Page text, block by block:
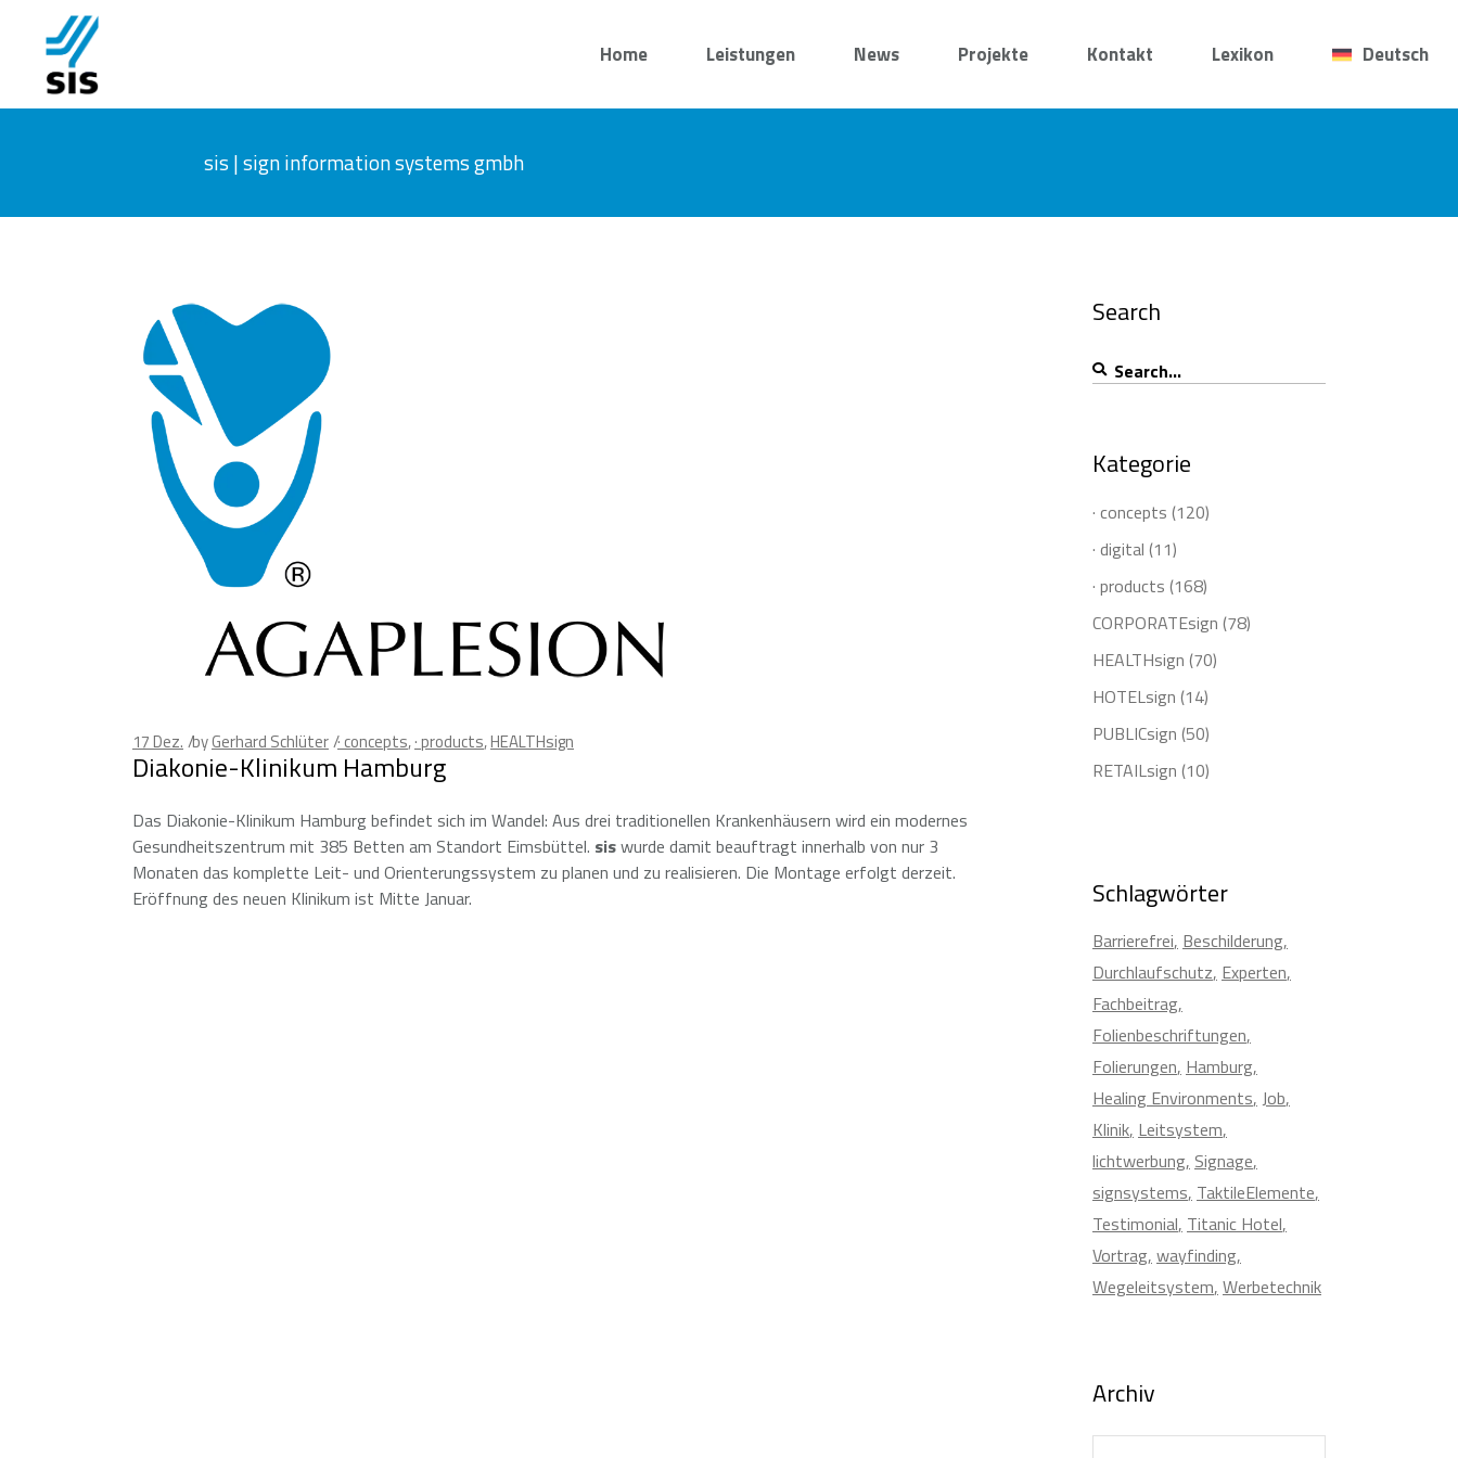
Home Leistungen News Projekte Kontakt Lexikon Deutsch
sis | sign information systems gmbh
17Dez. byGerhard Schlüter · concepts,· products,HEALTHsign
Diakonie-Klinikum Hamburg
Das Diakonie-Klinikum Hamburg befindet sich im Wandel: Aus drei traditionellen Krankenhäusern wird ein modernes
Gesundheitszentrum mit 385 Betten am Standort Eimsbüttel. siswurde damit beauftragt innerhalb von nur 3
Monaten das komplette Leit- und Orienterungssystem zu planen und zu realisieren. Die Montage erfolgt derzeit.
Eröffnung des neuen Klinikum ist Mitte Januar.
Search
Search
for:
Kategorie
· concepts (120)
· digital (11)
· products (168)
CORPORATEsign (78)
HEALTHsign (70)
HOTELsign (14)
PUBLICsign (50)
RETAILsign (10)
Schlagwörter
Barrierefrei Beschilderung
Durchlaufschutz Experten
Fachbeitrag
Folienbeschriftungen
Folierungen Hamburg
Healing Environments Job
Klinik Leitsystem
lichtwerbung Signage
signsystems TaktileElemente
Testimonial Titanic Hotel
Vortrag wayfinding
Wegeleitsystem Werbetechnik
Archiv